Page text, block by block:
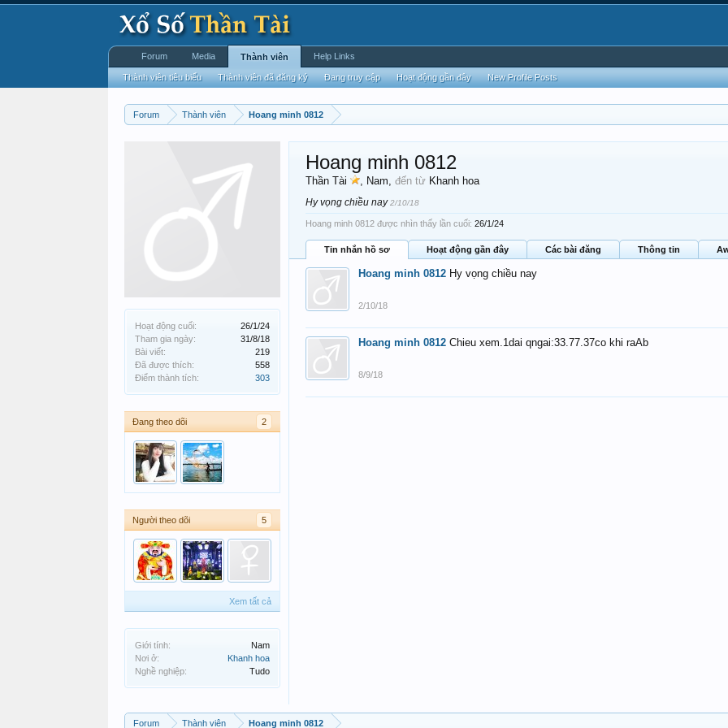
Forum Thành viên Hoang minh 0812
Hoạt động cuối:
26/1/24
Tham gia ngày:
31/8/18
Bài viết:
219
Đã được thích:
558
Điểm thành tích:
303
Đang theo dõi 2
Người theo dõi 5
Xem tất cả
Giới tính:
Nam
Nơi ở:
Khanh hoa
Nghề nghiệp:
Tudo
Hoang minh 0812
Thần Tài , Nam, đến từ Khanh hoa
Hy vọng chiều nay2/10/18
Hoang minh 0812 được nhìn thấy lần cuối: 26/1/24
Tin nhắn hồ sơ Hoạt động gần đây Các bài đăng Thông tin
Hoang minh 0812 Hy vọng chiều nay
2/10/18
Hoang minh 0812 Chieu xem.1dai qngai:33.77.37co khi raAb
8/9/18
Forum Thành viên Hoang minh 0812
Forum Media Thành viên
Thành viên tiêu biểu Thành viên đã đăng ký Đang truy cập Hoạt động gần đây New Profile Posts
Help Links